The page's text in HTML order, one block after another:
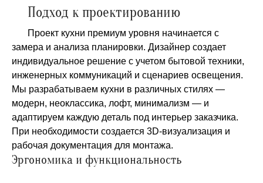
Подход к проектированию
Проект кухни премиум уровня начинается с
замера и анализа планировки. Дизайнер создает
индивидуальное решение с учетом бытовой техники,
инженерных коммуникаций и сценариев освещения.
Мы разрабатываем кухни в различных стилях —
модерн, неоклассика, лофт, минимализм — и
адаптируем каждую деталь под интерьер заказчика.
При необходимости создается 3D‑визуализация и
рабочая документация для монтажа.
Эргономика и функциональность